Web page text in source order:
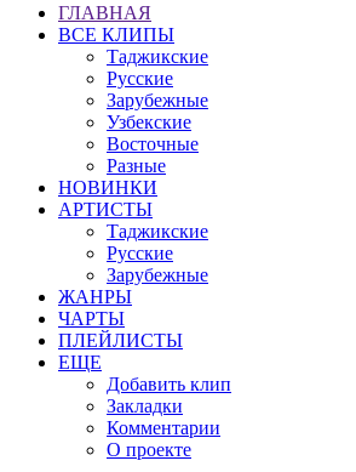
ГЛАВНАЯ
ВСЕ КЛИПЫ
Таджикские
Русские
Зарубежные
Узбекские
Восточные
Разные
НОВИНКИ
АРТИСТЫ
Таджикские
Русские
Зарубежные
ЖАНРЫ
ЧАРТЫ
ПЛЕЙЛИСТЫ
ЕЩЕ
Добавить клип
Закладки
Комментарии
О проекте